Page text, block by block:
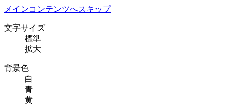
メインコンテンツへスキップ
文字サイズ
標準
拡大
背景色
白
青
黄